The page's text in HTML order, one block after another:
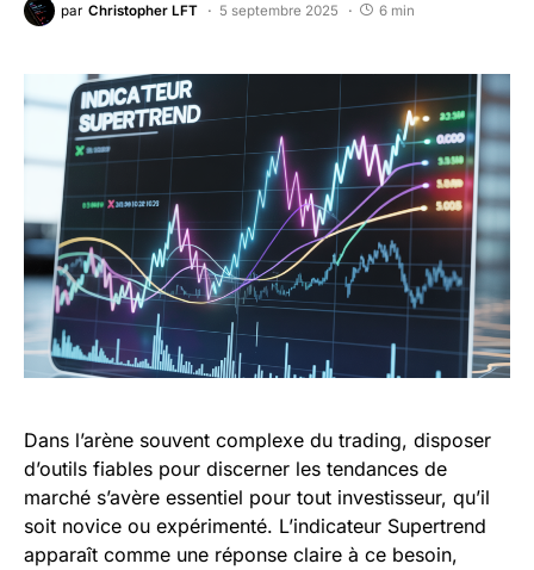
par Christopher LFT 5 septembre 2025 6 min
Dans l’arène souvent complexe du trading, disposer
d’outils fiables pour discerner les tendances de
marché s’avère essentiel pour tout investisseur, qu’il
soit novice ou expérimenté. L’indicateur Supertrend
apparaît comme une réponse claire à ce besoin,